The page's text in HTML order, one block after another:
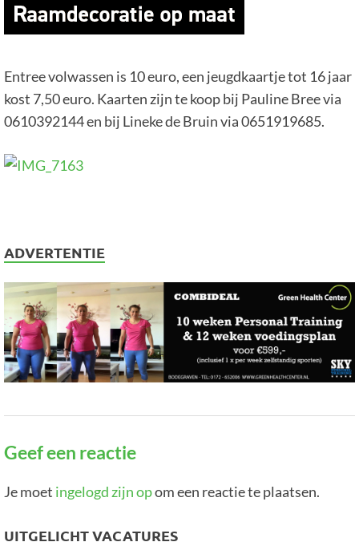
Entree volwassen is 10 euro, een jeugdkaartje tot 16 jaar
kost 7,50 euro. Kaarten zijn te koop bij Pauline Bree via
0610392144 en bij Lineke de Bruin via 0651919685.
ADVERTENTIE
Geef een reactie
Je moet ingelogd zijn opom een reactie te plaatsen.
UITGELICHT VACATURES